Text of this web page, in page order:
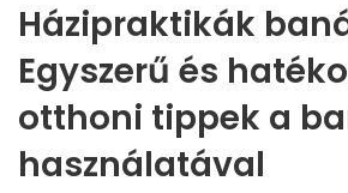
Házipraktikák
Egyszerű és
otthoni tippek a
használatával